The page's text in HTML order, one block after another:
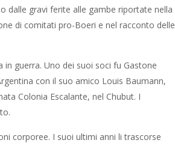
dalle gravi ferite alle gambe riportate nella
di comitati pro-Boeri e nel racconto delle
guerra. Uno dei suoi soci fu Gastone
con il suo amico Louis Baumann,
Colonia Escalante, nel Chubut. I
corporee. I suoi ultimi anni li trascorse